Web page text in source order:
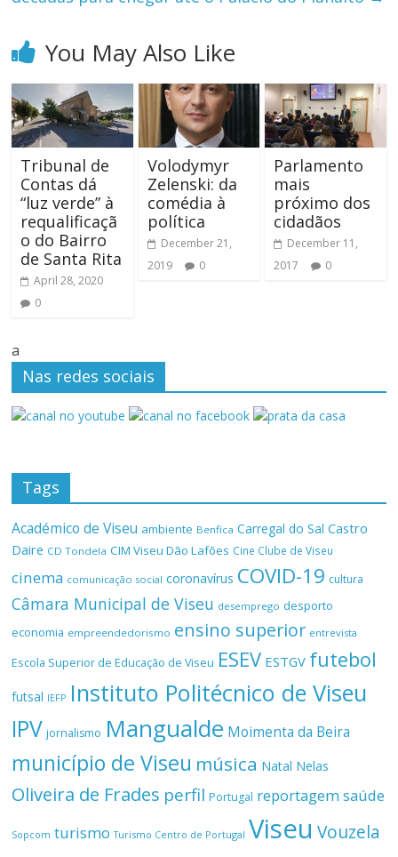
You May Also Like
Tribunal de
Contas dá
“luz verde” à
requalificaçã
o do Bairro
de Santa Rita
April 28, 2020
0
Volodymyr
Zelenski: da
comédia à
política
December 21,
2019
0
Parlamento
mais
próximo dos
cidadãos
December 11,
2017
0
a
Nas redes sociais
Tags
Académico de Viseu ambiente Benfica Carregal do Sal Castro
Daire CD Tondela CIM Viseu Dão Lafões Cine Clube de Viseu
cinema comunicação social coronavírus COVID-19 cultura
Câmara Municipal de Viseu desemprego desporto
economia empreendedorismo ensino superior entrevista
Escola Superior de Educação de Viseu ESEV ESTGV futebol
futsal IEFP Instituto Politécnico de Viseu
IPV jornalismo Mangualde Moimenta da Beira
município de Viseu música Natal Nelas
Oliveira de Frades perfil Portugal reportagemsaúde
Sopcom turismo Turismo Centro de Portugal Viseu Vouzela